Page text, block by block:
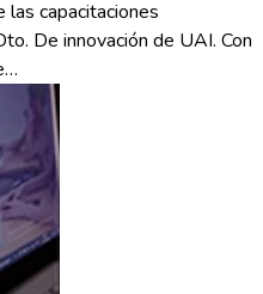
capacitaciones
De innovación de UAI. Con